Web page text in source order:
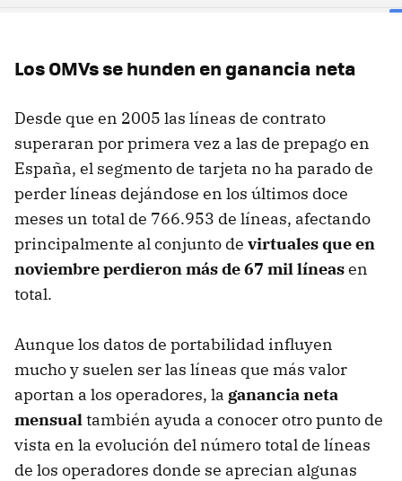
Los OMVs se hunden en ganancia neta
Desde que en 2005 las líneas de contrato
superaran por primera vez a las de prepago en
España, el segmento de tarjeta no ha parado de
perder líneas dejándose en los últimos doce
meses un total de 766.953 de líneas, afectando
principalmente al conjunto de virtuales que en
noviembre perdieron más de 67 mil líneasen
total.
Aunque los datos de portabilidad influyen
mucho y suelen ser las líneas que más valor
aportan a los operadores, la ganancia neta
mensualtambién ayuda a conocer otro punto de
vista en la evolución del número total de líneas
de los operadores donde se aprecian algunas